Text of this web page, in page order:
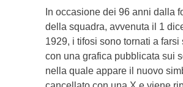
In occasione dei 96 anni dalla
della squadra, avvenuta il 1
1929, i tifosi sono tornati a farsi
con una grafica pubblicata sui
nella quale appare il nuovo